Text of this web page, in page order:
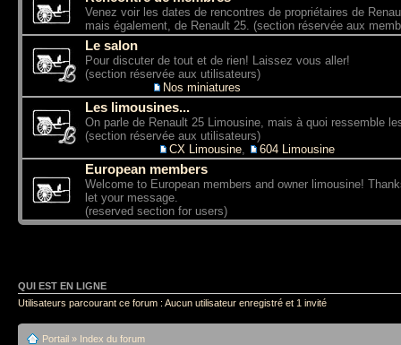
Venez voir les dates de rencontres de propriétaires de
mais également, de Renault 25. (section réservée aux
Le salon
Pour discuter de tout et de rien! Laissez vous aller!
(section réservée aux utilisateurs)
Nos miniatures
Les limousines...
On parle de Renault 25 Limousine, mais à quoi ressemble
(section réservée aux utilisateurs)
CX Limousine 604 Limousine
European members
Welcome to European members and owner limousine!
let your message.
(reserved section for users)
QUI EST EN LIGNE
Utilisateurs parcourant ce forum : Aucun utilisateur enregistré et 1 invité
Portail » Index du forum